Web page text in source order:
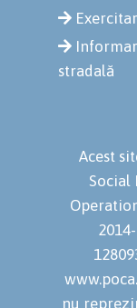
stradală
Acest
Social
nu